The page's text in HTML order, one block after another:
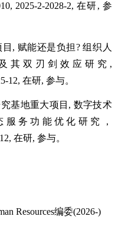
2025-2-2028-2, 在研, 参
, 赋能还是负担? 组织人
其双刃剑效应研究,
12, 在研, 参与。
基地重大项目, 数字技术
务功能优化研究，
在研, 参与。
Resources编委(2026-)